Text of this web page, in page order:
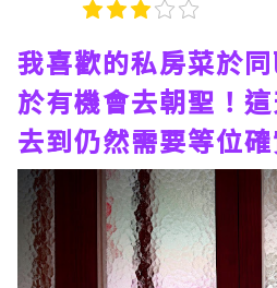
我喜歡的私房菜於
於有機會去朝聖！
去到仍然需要等位確